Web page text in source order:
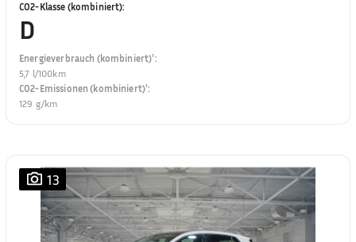
CO2-Klasse (kombiniert):
D
Energieverbrauch (kombiniert)¹:
5,7 l/100km
CO2-Emissionen (kombiniert)¹:
129 g/km
13